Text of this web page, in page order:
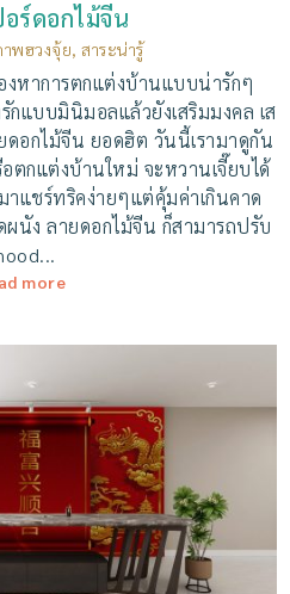
อร์ดอกไม้จีน
พฮวงจุ้ย,สาระน่ารู้
หาการตกแต่งบ้านแบบน่ารักๆ
แบบมินิมอลแล้วยังเสริมมงคล เส
ดอกไม้จีน ยอดฮิต วันนี้เรามาดูกัน
ตกแต่งบ้านใหม่ จะหวานเจี๊ยบได้
แชร์ทริคง่ายๆแต่คุ้มค่าเกินคาด
ผนัง ลายดอกไม้จีน ก็สามารถปรับ
more